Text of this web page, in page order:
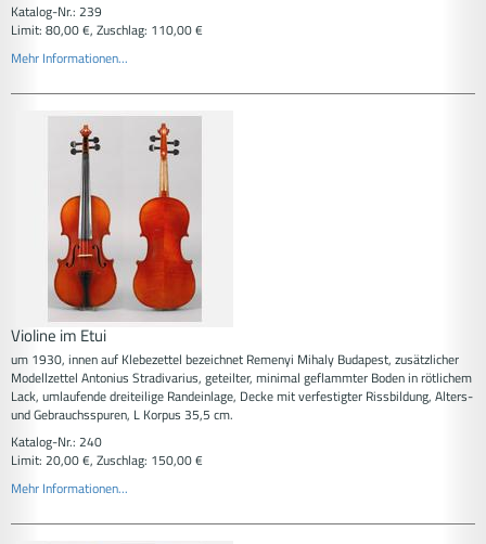
Katalog-Nr.: 239
Limit: 80,00 €, Zuschlag: 110,00 €
Mehr Informationen...
Violine im Etui
um 1930, innen auf Klebezettel bezeichnet Remenyi Mihaly Budapest, zusätzlicher
Modellzettel Antonius Stradivarius, geteilter, minimal geflammter Boden in rötlichem
Lack, umlaufende dreiteilige Randeinlage, Decke mit verfestigter Rissbildung, Alters-
und Gebrauchsspuren, L Korpus 35,5 cm.
Katalog-Nr.: 240
Limit: 20,00 €, Zuschlag: 150,00 €
Mehr Informationen...